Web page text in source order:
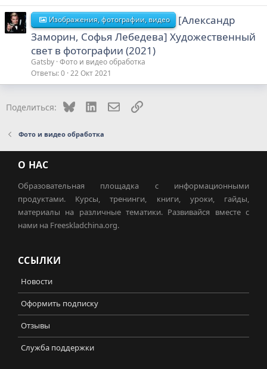
Изображения, фотографии, видео
[Александр
Заморин, Софья Лебедева] Художественный
свет в фотографии (2021)
Gatsby Фото и видео обработка
Ответы 0 22 Окт 2021
Поделиться: Bluesky LinkedInЭлектронная почта
Ссылка
Фото и видео обработка
О НАС
Образовательная площадка с информационными
продуктами. Курсы, тренинги, книги, уроки, гайды,
материалы на различные тематики. Развивайся вместе с
нами на Freeskladchina.org.
ССЫЛКИ
Новости
Оформить подписку
Отзывы
Служба поддержки